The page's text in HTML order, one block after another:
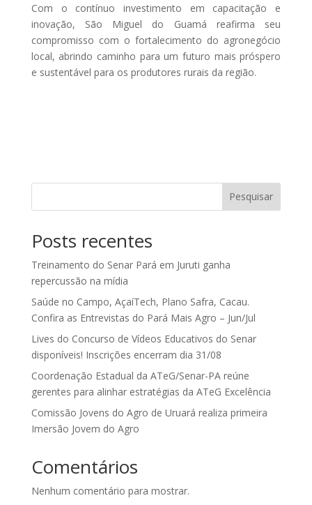
Com o contínuo investimento em capacitação e
inovação, São Miguel do Guamá reafirma seu
compromisso com o fortalecimento do agronegócio
local, abrindo caminho para um futuro mais próspero
e sustentável para os produtores rurais da região.
Pesquisar
Posts recentes
Treinamento do Senar Pará em Juruti ganha
repercussão na mídia
Saúde no Campo, AçaíTech, Plano Safra, Cacau.
Confira as Entrevistas do Pará Mais Agro – Jun/Jul
Lives do Concurso de Vídeos Educativos do Senar
disponíveis! Inscrições encerram dia 31/08
Coordenação Estadual da ATeG/Senar-PA reúne
gerentes para alinhar estratégias da ATeG Excelência
Comissão Jovens do Agro de Uruará realiza primeira
Imersão Jovem do Agro
Comentários
Nenhum comentário para mostrar.